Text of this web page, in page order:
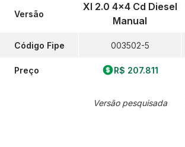
Versão
Código Fipe
Preço
Xl 2.0 4x4 Cd Diesel
Manual
003502-5
R$ 207.811
Versão pesquisada